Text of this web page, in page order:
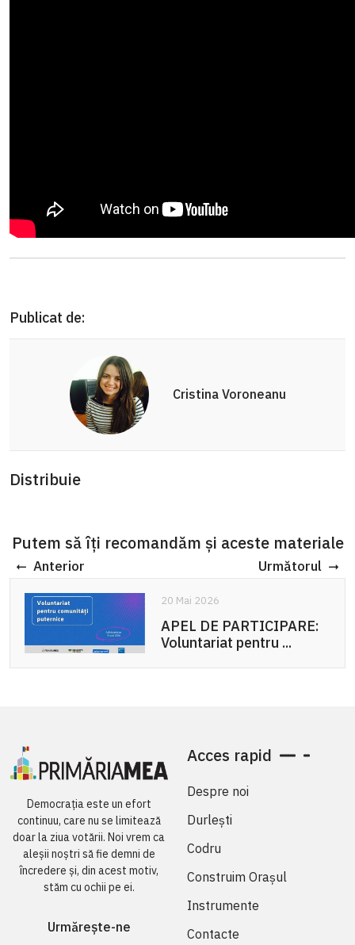
Publicat de:
Cristina Voroneanu
Distribuie
Putem să îți recomandăm și aceste materiale
Anterior Următorul
20 Mai 2026
APEL DE PARTICIPARE:
Voluntariat pentru ...
Democrația este un efort
continuu, care nu se limitează
doar la ziua votării. Noi vrem ca
aleșii noștri să fie demni de
încredere și, din acest motiv,
stăm cu ochii pe ei.
Urmărește-ne
Acces rapid
Despre noi
Durlești
Codru
Construim Orașul
Instrumente
Contacte